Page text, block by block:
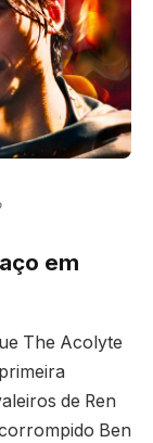
em
The Acolyte
de Ren
Ben